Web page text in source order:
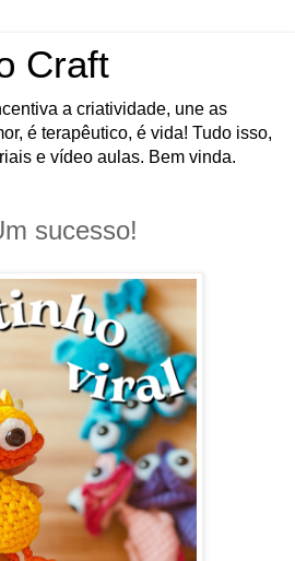
Craft
a criatividade, une as
é terapêutico, é vida! Tudo isso,
e vídeo aulas. Bem vinda.
sucesso!